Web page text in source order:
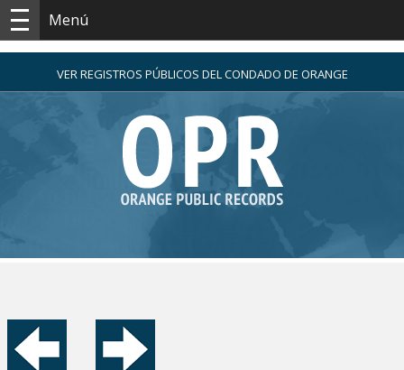
Menú
VER REGISTROS PÚBLICOS DEL CONDADO DE ORANGE